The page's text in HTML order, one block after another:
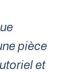
pièce
et